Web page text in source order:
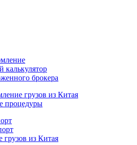
брокера
грузов из Китая
процедуры
из Китая